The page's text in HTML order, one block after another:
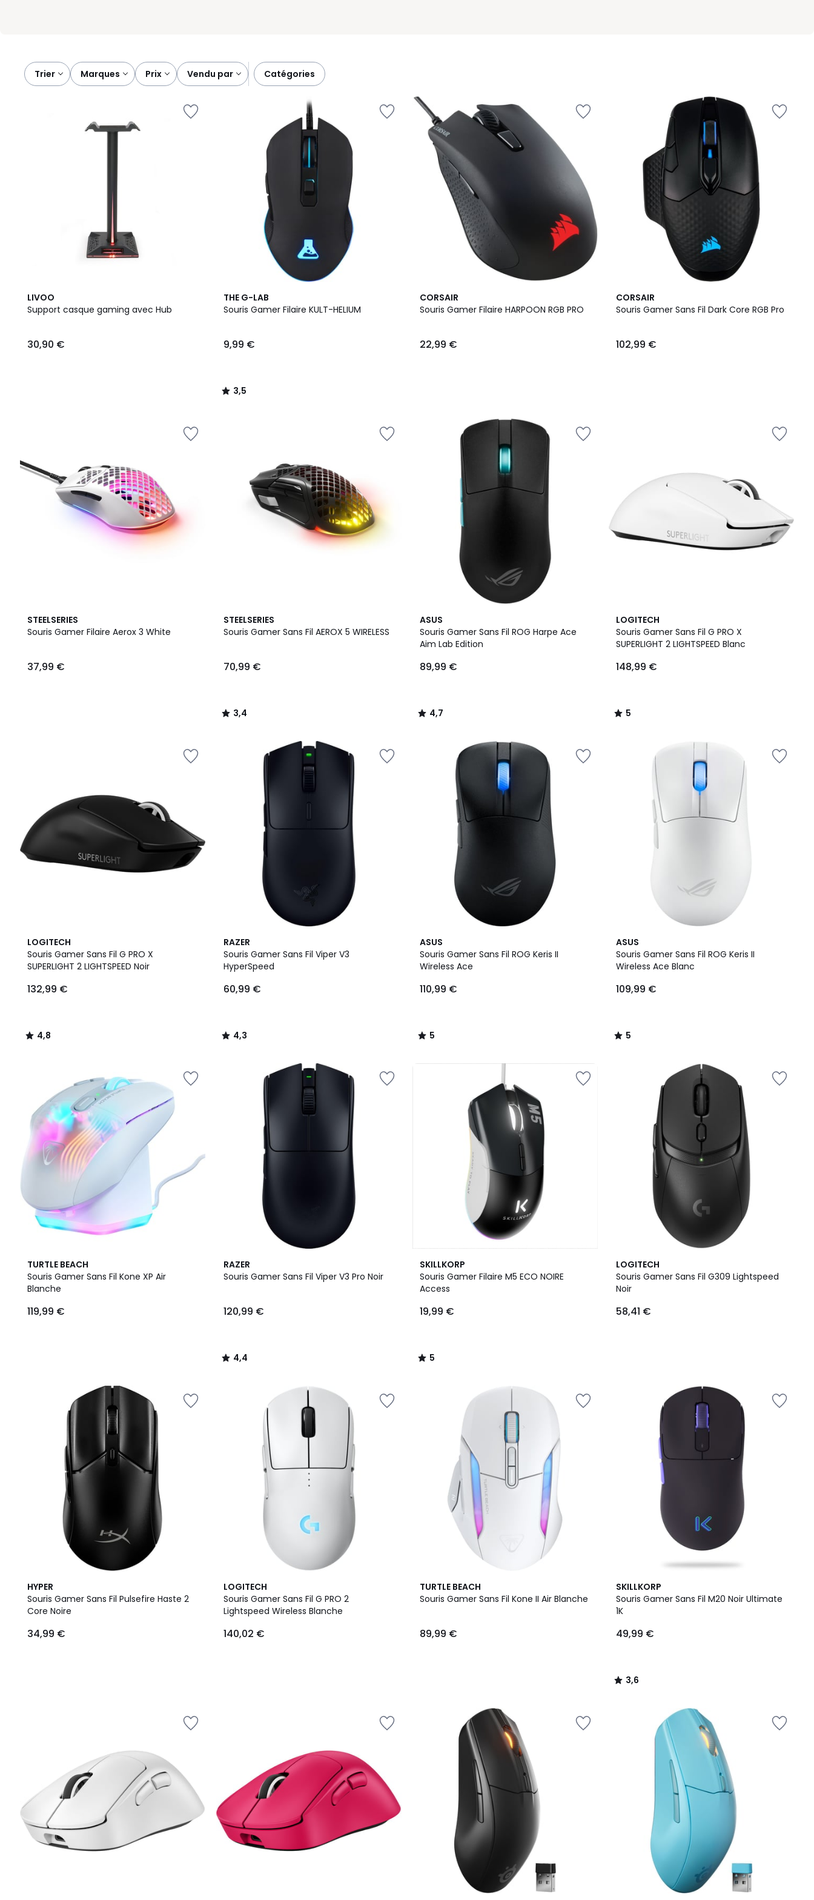
Trier marques prix vendu par catégories
LIVOO
Support casque gaming avec Hub
€.
30,90 €
THE G-LAB
Souris Gamer Filaire KULT-HELIUM
9,99 €
3,5
/ 5
3,5
/
CORSAIR
Souris Gamer Filaire HARPOON RGB PRO
22,99 €
CORSAIR
Souris Gamer Sans Fil Dark Core RGB Pro
102,99 €
STEELSERIES
Souris Gamer Filaire Aerox 3 White
37,99 €
STEELSERIES
Souris Gamer Sans Fil AEROX 5 WIRELESS
70,99 €
3,4
/ 5
3,4
/
ASUS
Souris Gamer Sans Fil ROG Harpe Ace
Aim Lab Edition
89,99 €
4,7
/ 5
4,7
/
LOGITECH
Souris Gamer Sans Fil G PRO X
SUPERLIGHT 2 LIGHTSPEED Blanc
148,99 €
5
/
5
5
/
LOGITECH
Souris Gamer Sans Fil G PRO X
SUPERLIGHT 2 LIGHTSPEED Noir
132,99 €
4,8
/ 5
4,8
/
RAZER
Souris Gamer Sans Fil Viper V3
HyperSpeed
60,99 €
4,3
/ 5
4,3
/
ASUS
Souris Gamer Sans Fil ROG Keris II
Wireless Ace
110,99 €
5
/
5
5
/
ASUS
Souris Gamer Sans Fil ROG Keris II
Wireless Ace Blanc
109,99 €
5
/
5
5
/
TURTLE BEACH
Souris Gamer Sans Fil Kone XP Air
Blanche
119,99 €
RAZER
Souris Gamer Sans Fil Viper V3 Pro Noir
120,99 €
4,4
/ 5
4,4
/
SKILLKORP
Souris Gamer Filaire M5 ECO NOIRE
Access
19,99 €
5
/
5
5
/
LOGITECH
Souris Gamer Sans Fil G309 Lightspeed
Noir
58,41 €
HYPER
Souris Gamer Sans Fil Pulsefire Haste 2
Core Noire
34,99 €
LOGITECH
Souris Gamer Sans Fil G PRO 2
Lightspeed Wireless Blanche
140,02 €
TURTLE BEACH
Souris Gamer Sans Fil Kone II Air Blanche
89,99 €
SKILLKORP
Souris Gamer Sans Fil M20 Noir Ultimate
1K
49,99 €
3,6
/ 5
3,6
/